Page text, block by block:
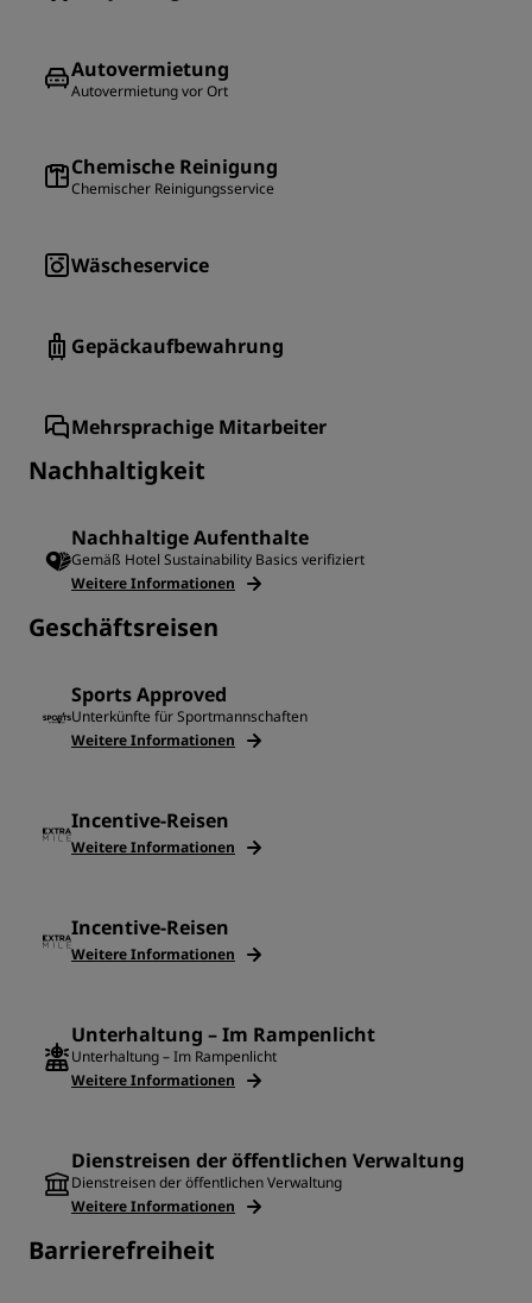
Autovermietung
Autovermietung vor Ort
Chemische Reinigung
Chemischer Reinigungsservice
Wäscheservice
Gepäckaufbewahrung
Mehrsprachige Mitarbeiter
Nachhaltigkeit
Nachhaltige Aufenthalte
Gemäß Hotel Sustainability Basics verifiziert
Weitere Informationen
Geschäftsreisen
Sports Approved
Unterkünfte für Sportmannschaften
Weitere Informationen
Incentive-Reisen
Weitere Informationen
Incentive-Reisen
Weitere Informationen
Unterhaltung – Im Rampenlicht
Unterhaltung – Im Rampenlicht
Weitere Informationen
Dienstreisen der öffentlichen Verwaltung
Dienstreisen der öffentlichen Verwaltung
Weitere Informationen
Barrierefreiheit